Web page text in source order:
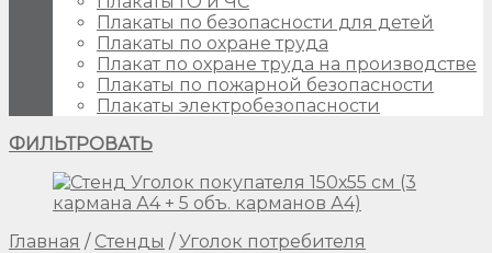
Плакаты по безопасности для детей
Плакаты по охране труда
Плакат по охране труда на производстве
Плакаты по пожарной безопасности
Плакаты электробезопасности
ФИЛЬТРОВАТЬ
Главная / Стенды / Уголок потребителя